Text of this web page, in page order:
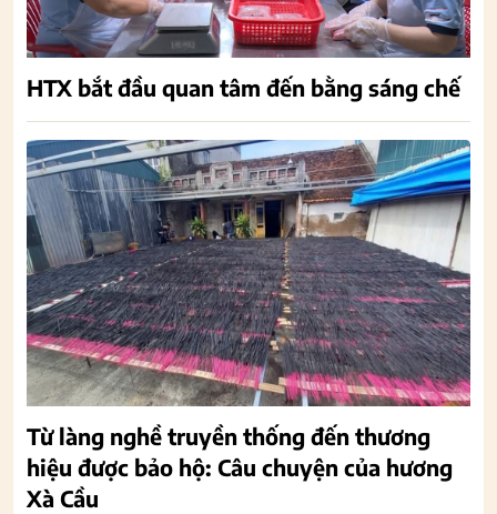
HTX bắt đầu quan tâm đến bằng sáng chế
Từ làng nghề truyền thống đến thương
hiệu được bảo hộ: Câu chuyện của hương
Xà Cầu